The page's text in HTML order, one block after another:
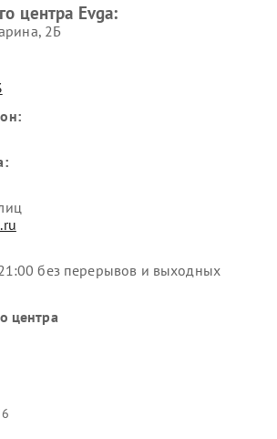
центра Evga:
2Б
без перерывов и выходных
центра